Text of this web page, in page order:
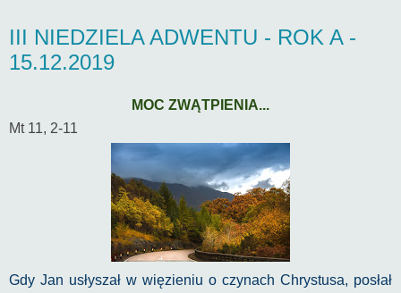
III NIEDZIELA ADWENTU - ROK A -
15.12.2019
MOC ZWĄTPIENIA...
Mt 11, 2-11
Gdy Jan usłyszał w więzieniu o czynach Chrystusa, posłał